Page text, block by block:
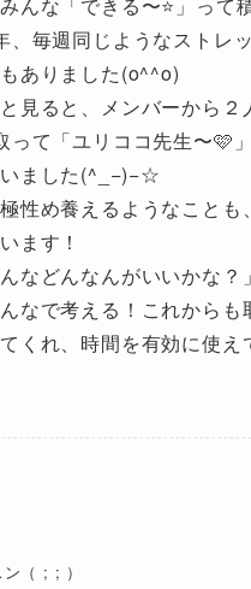
毎週同じようなストレ
ありました(o^^o)
見ると、メンバーから２
って「ユリココ先生〜🩷
ました(^_−)−☆
性め養えるようなこと
ます！
などんなんがいいかな？
なで考える！これからも
くれ、時間を有効に使
（ ; ; ）